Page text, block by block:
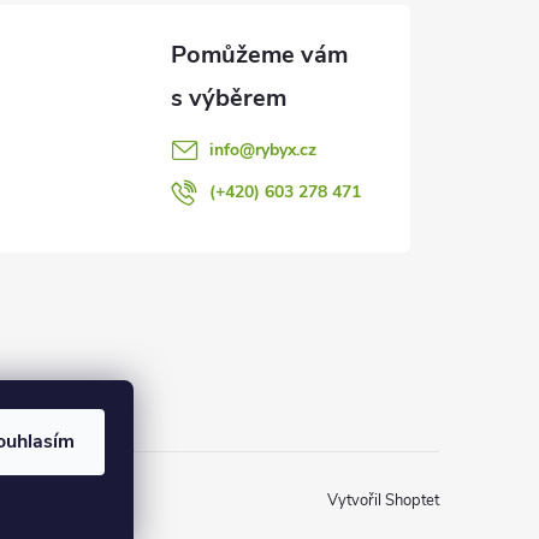
info@rybyx.cz
(+420) 603 278 471
Vytvořil Shoptet